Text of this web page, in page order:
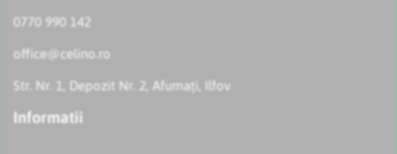
0770 990 142
office@celino.ro
Str. Nr. 1, Depozit Nr. 2, Afumați, Ilfov
Informatii